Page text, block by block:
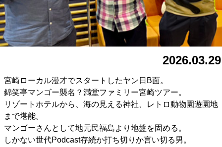
2026.03.29
宮崎ローカル漫才でスタートしたヤン日B面。
錦笑亭マンゴー襲名？満堂ファミリー宮崎ツアー。
リゾートホテルから、海の見える神社、レトロ動物園遊園地
まで堪能。
マンゴーさんとして地元民福島より地盤を固める。
しかない世代Podcast存続か打ち切りか言い切る男。